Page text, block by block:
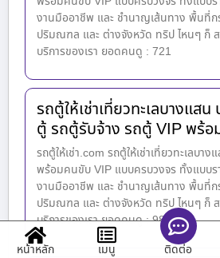
งานมืออาชีพ และ ชำนาญเส้นทาง พื้นที่
ปริมณฑล และ ต่างจังหวัด ทริป ไหนๆ ก็ ส
บริการของเรา ยอดคนดู : 721
รถตู้ให้เช่าเที่ยวทะเลบางแสน
ตู้ รถตู้รับจ้าง รถตู้ VIP พร้อ
รถตู้ให้เช่า.com รถตู้ให้เช่าเที่ยวทะเลบาง
พร้อมคนขับ VIP แบบครบวงจร ทั้งแบบร
งานมืออาชีพ และ ชำนาญเส้นทาง พื้นที่
ปริมณฑล และ ต่างจังหวัด ทริป ไหนๆ ก็ ส
บริการของเรา ยอดคนดู : 988
หน้าหลัก
เมนู ติดต่อ